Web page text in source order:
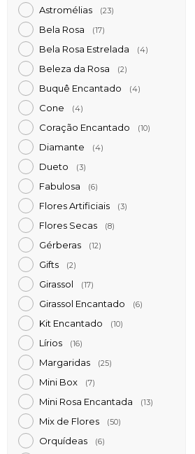
Astromélias (23)
Bela Rosa (17)
Bela Rosa Estrelada (4)
Beleza da Rosa (2)
Buquê Encantado (4)
Cone (4)
Coração Encantado (10)
Diamante (4)
Dueto (3)
Fabulosa (6)
Flores Artificiais (3)
Flores Secas (8)
Gérberas (12)
Gifts (2)
Girassol (17)
Girassol Encantado (6)
Kit Encantado (10)
Lírios (16)
Margaridas (25)
Mini Box (7)
Mini Rosa Encantada (13)
Mix de Flores (50)
Orquídeas (6)